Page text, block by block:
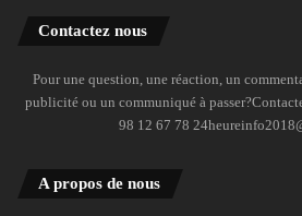
Contactez nous
Pour une question, une réaction, un
publicité ou un communiqué à
98 12 67 78
A propos de nous